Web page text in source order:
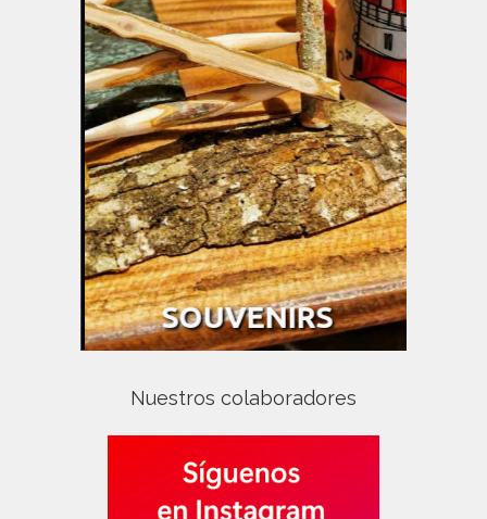
Nuestros colaboradores